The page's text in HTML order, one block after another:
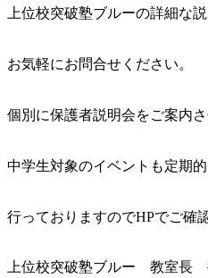
上位校突破塾ブルーの詳細な
お気軽にお問合せください。
個別に保護者説明会をご案内さ
中学生対象のイベントも定期的
行っておりますのでHPでご確
上位校突破塾ブルー 教室長